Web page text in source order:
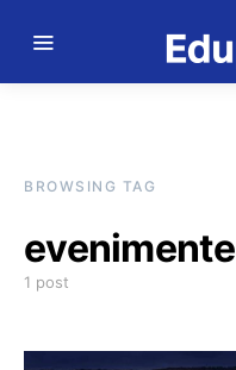
BROWSING TAG
evenimente
1 post